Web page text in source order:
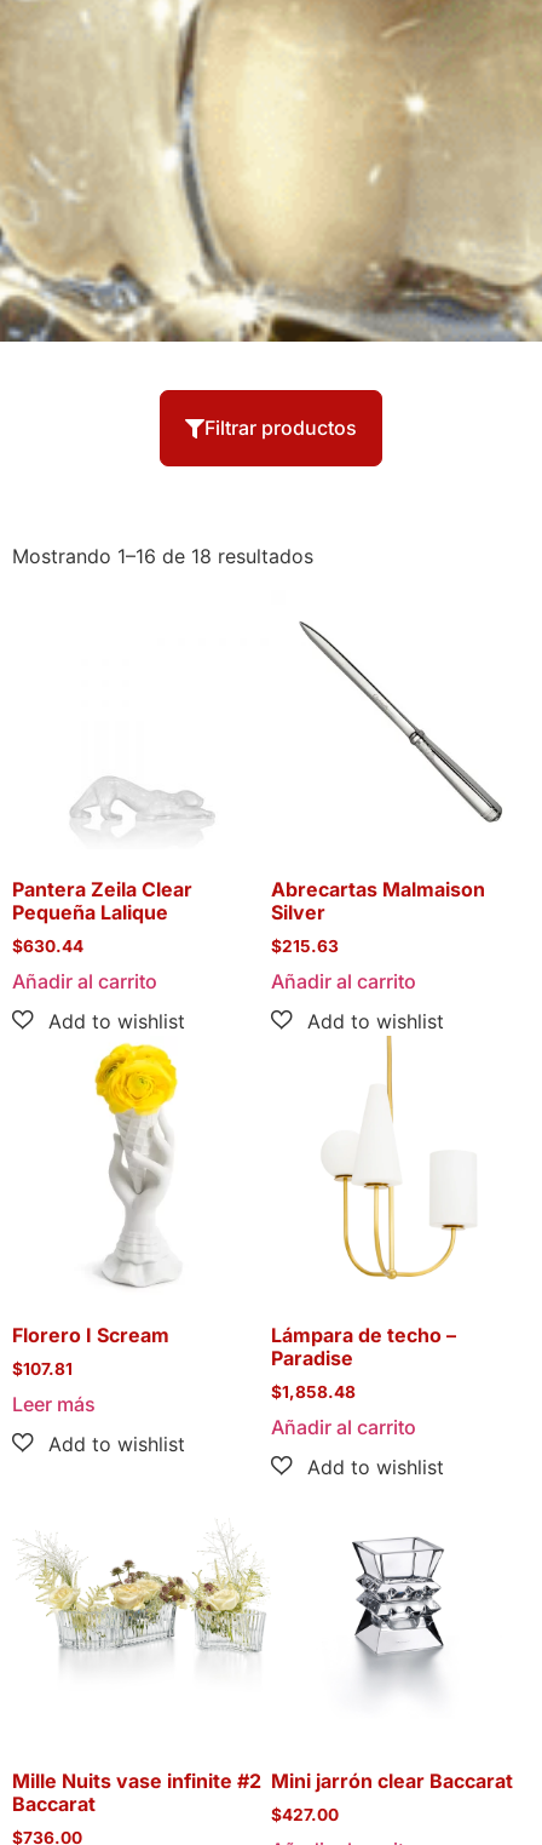
Filtrar productos
Mostrando 1–16 de 18 resultados
Pantera Zeila Clear
Pequeña Lalique
$630.44
Añadir al carrito
Abrecartas Malmaison
Silver
$215.63
Añadir al carrito
Florero I Scream
$107.81
Leer más
Lámpara de techo –
Paradise
$1,858.48
Añadir al carrito
Mille Nuits vase infinite #2
Baccarat
$736.00
Mini jarrón clear Baccarat
$427.00